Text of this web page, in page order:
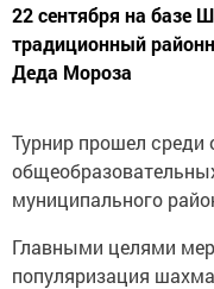
22 сентября на базе
традиционный
Деда Мороза
Турнир прошел
муниципального
Главными целями
популяризация